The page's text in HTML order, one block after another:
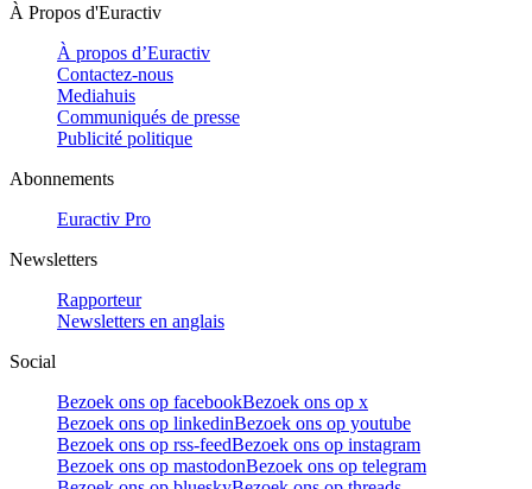
À Propos d'Euractiv
À propos d’Euractiv
Contactez-nous
Mediahuis
Communiqués de presse
Publicité politique
Abonnements
Euractiv Pro
Newsletters
Rapporteur
Newsletters en anglais
Social
Bezoek ons op facebookBezoek ons op x
Bezoek ons op linkedinBezoek ons op youtube
Bezoek ons op rss-feedBezoek ons op instagram
Bezoek ons op mastodonBezoek ons op telegram